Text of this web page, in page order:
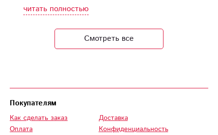
Видели бы вы, как у
девушки светились
читать полностью
Смотреть все
Покупателям
Как сделать заказ
Оплата
Доставка
Конфиденциальность